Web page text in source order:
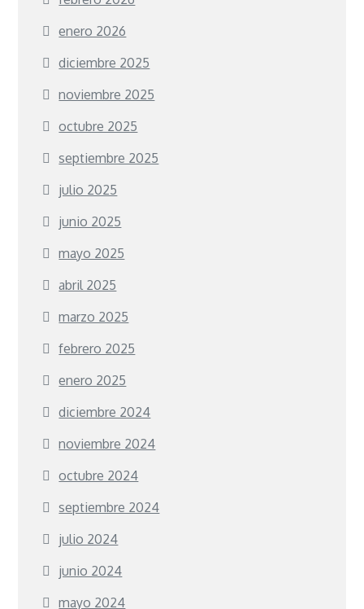
enero 2026
diciembre 2025
noviembre 2025
octubre 2025
septiembre 2025
julio 2025
junio 2025
mayo 2025
abril 2025
marzo 2025
febrero 2025
enero 2025
diciembre 2024
noviembre 2024
octubre 2024
septiembre 2024
julio 2024
junio 2024
mayo 2024